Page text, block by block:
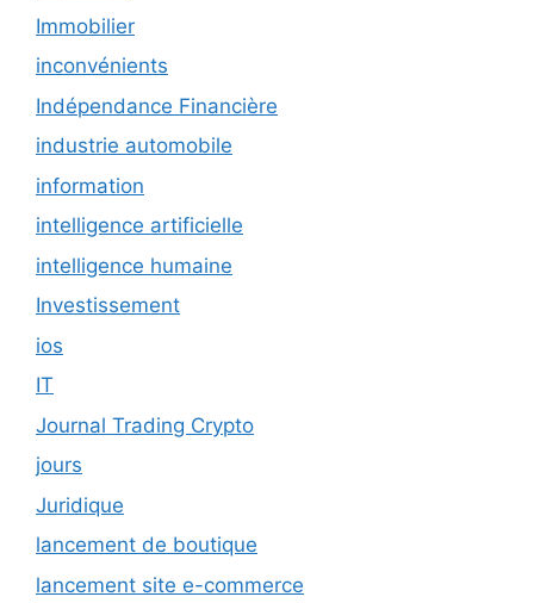
Immobilier
inconvénients
Indépendance Financière
industrie automobile
information
intelligence artificielle
intelligence humaine
Investissement
ios
IT
Journal Trading Crypto
jours
Juridique
lancement de boutique
lancement site e-commerce